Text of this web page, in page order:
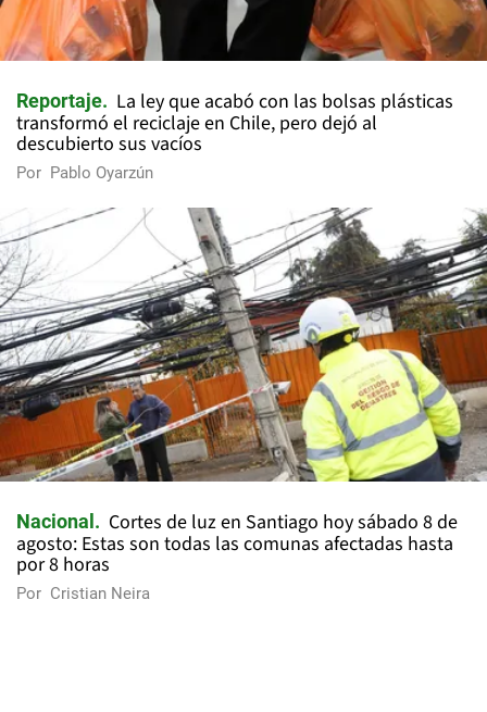
Reportaje
La ley que acabó con las bolsas plásticas
transformó el reciclaje en Chile, pero dejó al
descubierto sus vacíos
Por Pablo Oyarzún
Nacional
Cortes de luz en Santiago hoy sábado 8 de
agosto: Estas son todas las comunas afectadas hasta
por 8 horas
Por Cristian Neira